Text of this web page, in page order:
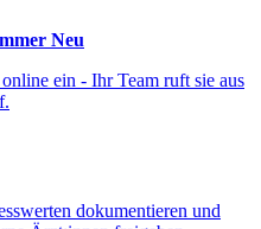
Neu
ein - Ihr Team ruft sie aus
dokumentieren und